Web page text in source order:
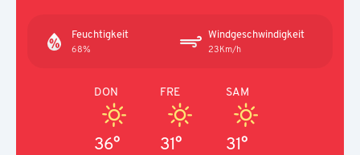
Feuchtigkeit
68%
Windgeschwindigkeit
23Km/h
DON
36°
FRE
31°
SAM
31°